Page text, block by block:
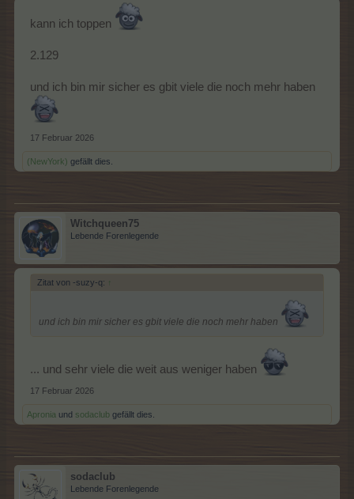
kann ich toppen
2.129
und ich bin mir sicher es gbit viele die noch mehr haben
17 Februar 2026
(NewYork) gefällt dies.
Witchqueen75
Lebende Forenlegende
Zitat von -suzy-q: ↑
und ich bin mir sicher es gbit viele die noch mehr haben
... und sehr viele die weit aus weniger haben
17 Februar 2026
Apronia und sodaclub gefällt dies.
sodaclub
Lebende Forenlegende